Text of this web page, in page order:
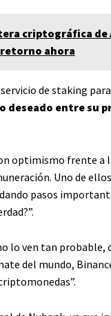
criptográfica de
ahora
de staking
deseado entre su
optimismo frente a
Uno de
pasos
lo ven tan probable,
del mundo,